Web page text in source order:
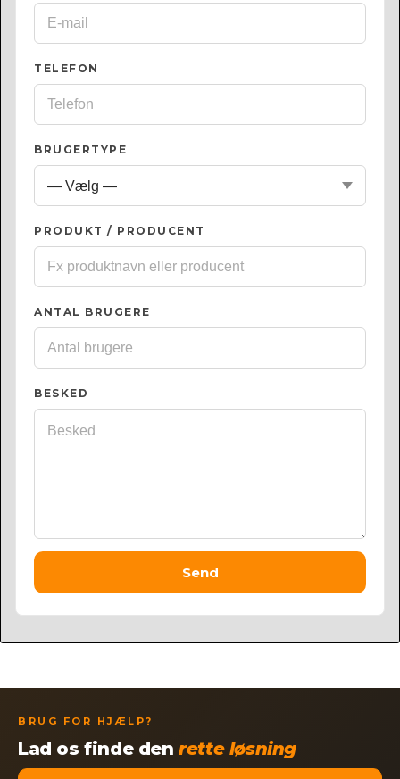
TELEFON
BRUGERTYPE
PRODUKT / PRODUCENT
ANTAL BRUGERE
BESKED
Send
BRUG FOR HJÆLP?
Lad os finde denrette løsning